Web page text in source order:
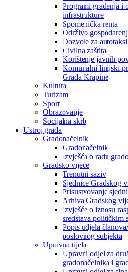
Programi građenja i
infrastrukture
Spomenička renta
Održivo
Dozvole za
Civilna zaštita
Korištenje javnih
Komunalni linijski
Grada Krapine
Kultura
Turizam
Sport
Obrazovanje
Socijalna skrb
Ustroj grada
Gradonačelnik
Gradonačelnik
Izvješća o radu
Gradsko vijeće
Trenutni saziv
Sjednice Gradskog
Prisustvovanje
Arhiva Gradskog
Izvješće o iznosu
sredstava političkim
Popis udjela
poslovnog subjekta
Upravna tijela
Upravni odjel za
gradonačelnika i